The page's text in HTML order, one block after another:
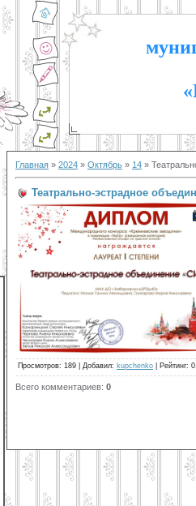
Главная » 2024 » Октябрь » 14 »
Театрально-эстрадное
Просмотров: 189 Добавил: kupchenko Рейтинг:
Всего комментариев: 0